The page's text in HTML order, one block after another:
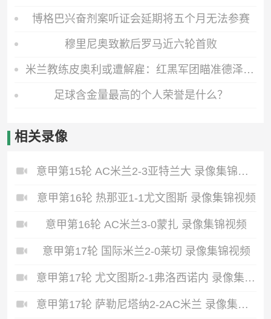
博格巴兴奋剂案听证会延期将五个月无法参赛
穆里尼奥致歉后罗马近六轮首败
米兰教练皮奥利或遭解雇：红黑军团瞄准德泽尔比与莫塔
足球含金量最高的个人荣誉是什么？
相关录像
意甲第15轮 AC米兰2-3亚特兰大 录像集锦视频
意甲第16轮 热那亚1-1尤文图斯 录像集锦视频
意甲第16轮 AC米兰3-0蒙扎 录像集锦视频
意甲第17轮 国际米兰2-0莱切 录像集锦视频
意甲第17轮 尤文图斯2-1弗洛西诺内 录像集锦视频
意甲第17轮 萨勒尼塔纳2-2AC米兰 录像集锦视频